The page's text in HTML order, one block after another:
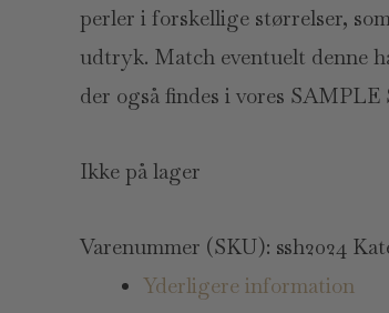
perler i forskellige størrelser,
udtryk. Match eventuelt denne
der også findes i vores SAMPLE
Ikke på lager
Varenummer (SKU): ssh2024
Yderligere information